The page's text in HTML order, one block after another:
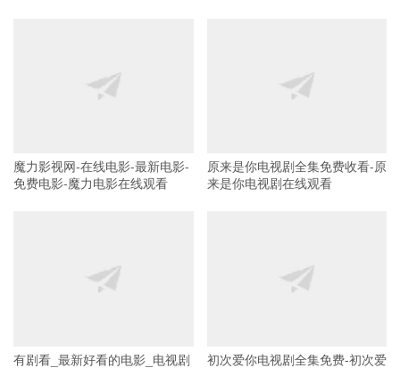
魔力影视网-在线电影-最新电影-
免费电影-魔力电影在线观看
原来是你电视剧全集免费收看-原
来是你电视剧在线观看
有剧看_最新好看的电影_电视剧
初次爱你电视剧全集免费-初次爱